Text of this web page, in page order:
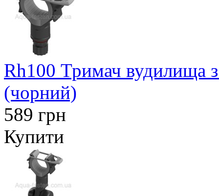
Rh100 Тримач вудилища
(чорний)
589 грн
Купити